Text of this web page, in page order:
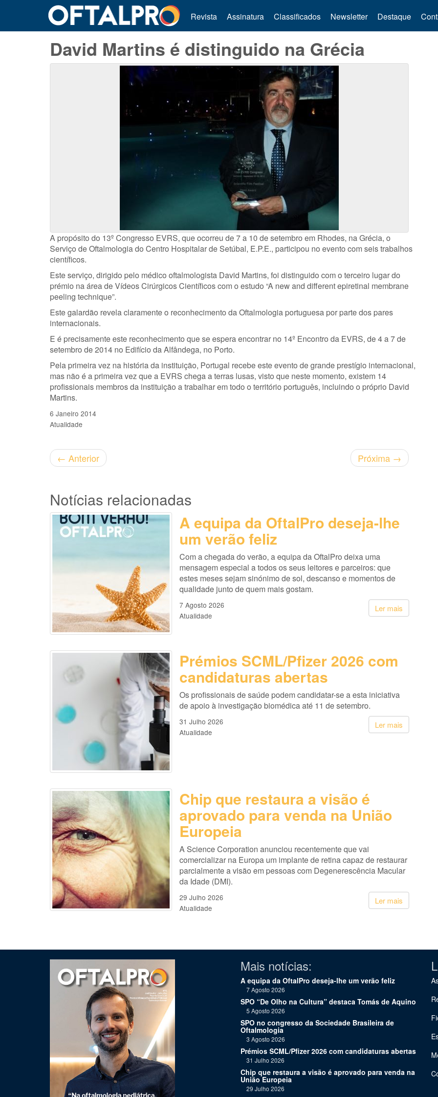
Revista Assinatura Classificados Newsletter Destaque
David Martins é distinguido na Grécia
A propósito do 13º Congresso EVRS, que ocorreu de 7 a 10 de setembro em Rhodes, na Grécia, o
Serviço de Oftalmologia do Centro Hospitalar de Setúbal, E.P.E., participou no evento com seis trabalhos
científicos.
Este serviço, dirigido pelo médico oftalmologista David Martins, foi distinguido com o terceiro lugar do
prémio na área de Vídeos Cirúrgicos Científicos com o estudo “A new and different epiretinal membrane
peeling technique”.
Este galardão revela claramente o reconhecimento da Oftalmologia portuguesa por parte dos pares
internacionais.
E é precisamente este reconhecimento que se espera encontrar no 14º Encontro da EVRS, de 4 a 7 de
setembro de 2014 no Edifício da Alfândega, no Porto.
Pela primeira vez na história da instituição, Portugal recebe este evento de grande prestígio internacional,
mas não é a primeira vez que a EVRS chega a terras lusas, visto que neste momento, existem 14
profissionais membros da instituição a trabalhar em todo o território português, incluindo o próprio David
Martins.
6 Janeiro 2014
Atualidade
← Anterior Próxima →
Notícias relacionadas
A equipa da OftalPro deseja-lhe
um verão feliz
Com a chegada do verão, a equipa da OftalPro deixa uma
mensagem especial a todos os seus leitores e parceiros: que
estes meses sejam sinónimo de sol, descanso e momentos de
qualidade junto de quem mais gostam.
Ler mais
7 Agosto 2026
Atualidade
Prémios SCML/Pfizer 2026 com
candidaturas abertas
Os profissionais de saúde podem candidatar-se a esta iniciativa
de apoio à investigação biomédica até 11 de setembro.
Ler mais
31 Julho 2026
Atualidade
Chip que restaura a visão é
aprovado para venda na União
Europeia
A Science Corporation anunciou recentemente que vai
comercializar na Europa um implante de retina capaz de restaurar
parcialmente a visão em pessoas com Degenerescência Macular
da Idade (DMI).
Ler mais
29 Julho 2026
Atualidade
Clique para ler
Mais notícias:
A equipa da OftalPro deseja-lhe um verão feliz
7 Agosto 2026
SPO “De Olho na Cultura” destaca Tomás de Aquino
5 Agosto 2026
SPO no congresso da Sociedade Brasileira de
Oftalmologia
3 Agosto 2026
Prémios SCML/Pfizer 2026 com candidaturas abertas
31 Julho 2026
Chip que restaura a visão é aprovado para venda na
União Europeia
29 Julho 2026